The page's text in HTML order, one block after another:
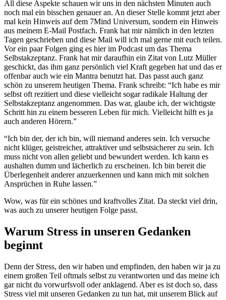
All diese Aspekte schauen wir uns in den nächsten Minuten auch
noch mal ein bisschen genauer an. An dieser Stelle kommt jetzt aber
mal kein Hinweis auf dem 7Mind Universum, sondern ein Hinweis
aus meinem E-Mail Postfach. Frank hat mir nämlich in den letzten
Tagen geschrieben und diese Mail will ich mal gerne mit euch teilen.
Vor ein paar Folgen ging es hier im Podcast um das Thema
Selbstakzeptanz. Frank hat mir daraufhin ein Zitat von Lutz Müller
geschickt, das ihm ganz persönlich viel Kraft gegeben hat und das er
offenbar auch wie ein Mantra benutzt hat. Das passt auch ganz
schön zu unserem heutigen Thema. Frank schreibt: “Ich habe es mir
selbst oft rezitiert und diese vielleicht sogar radikale Haltung der
Selbstakzeptanz angenommen. Das war, glaube ich, der wichtigste
Schritt hin zu einem besseren Leben für mich. Vielleicht hilft es ja
auch anderen Hörern.”
“Ich bin der, der ich bin, will niemand anderes sein. Ich versuche
nicht klüger, geistreicher, attraktiver und selbstsicherer zu sein. Ich
muss nicht von allen geliebt und bewundert werden. Ich kann es
aushalten dumm und lächerlich zu erscheinen. Ich bin bereit die
Überlegenheit anderer anzuerkennen und kann mich mit solchen
Ansprüchen in Ruhe lassen.”
Wow, was für ein schönes und kraftvolles Zitat. Da steckt viel drin,
was auch zu unserer heutigen Folge passt.
Warum Stress in unseren Gedanken
beginnt
Denn der Stress, den wir haben und empfinden, den haben wir ja zu
einem großen Teil oftmals selbst zu verantworten und das meine ich
gar nicht du vorwurfsvoll oder anklagend. Aber es ist doch so, dass
Stress viel mit unseren Gedanken zu tun hat, mit unserem Blick auf